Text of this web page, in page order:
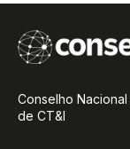
Conselho
de CT&I